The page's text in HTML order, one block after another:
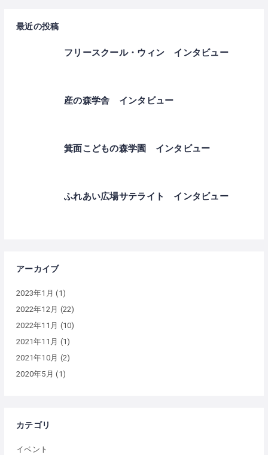
最近の投稿
フリースクール・ウィン インタビュー
産の森学舎 インタビュー
箕面こどもの森学園 インタビュー
ふれあい広場サテライト インタビュー
アーカイブ
2023年1月 (1)
2022年12月 (22)
2022年11月 (10)
2021年11月 (1)
2021年10月 (2)
2020年5月 (1)
カテゴリ
イベント